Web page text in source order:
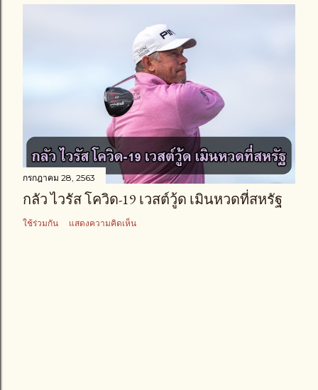
กรกฎาคม 28, 2563
กลัว ไวรัส โควิด-19 เวสต์วู้ด เมินหวดที่สหรัฐ
ใช้ร่วมกัน แสดงความคิดเห็น